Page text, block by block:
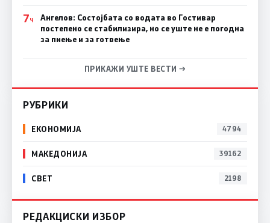
7Ч
Ангелов: Состојбата со водата во Гостивар
постепено се стабилизира, но се уште не е погодна
за пиење и за готвење
ПРИКАЖИ УШТЕ ВЕСТИ →
РУБРИКИ
ЕКОНОМИЈА 4794
МАКЕДОНИЈА 39162
СВЕТ 2198
РЕДАКЦИСКИ ИЗБОР